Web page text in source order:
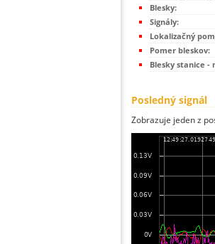
Blesky:
Signály:
Lokalizačný
Pomer bleskov:
Blesky stanice -
Posledný signál
Zobrazuje jeden z